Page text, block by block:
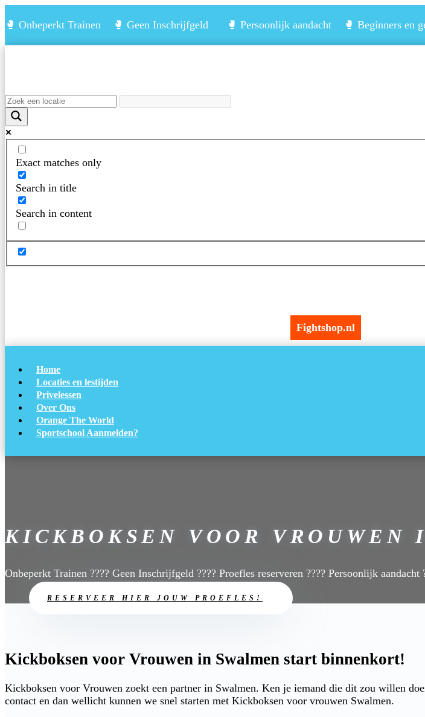
🥊 Onbeperkt Trainen 🥊 Geen Inschrijfgeld 🥊 Persoonlijk aandacht 🥊 Beginners en
Exact matches only
Search in title
Search in content
Fightshop.nl
Home
Locaties en lestijden
Privelessen
Over Ons
Orange The World
Sportschool Aanmelden?
KICKBOKSEN VOOR VROUWEN
Onbeperkt Trainen ???? Geen Inschrijfgeld ???? Proefles reserveren ???? Persoonlijk aandacht
RESERVEER HIER JOUW PROEFLES!
Kickboksen voor Vrouwen in Swalmen start binnenkort!
Kickboksen voor Vrouwen zoekt een partner in Swalmen. Ken je iemand die dit zou willen
contact en dan wellicht kunnen we snel starten met Kickboksen voor vrouwen Swalmen.